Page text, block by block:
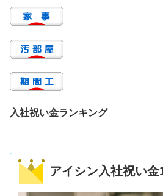
入社祝い金ランキング
アイシン入社祝い金